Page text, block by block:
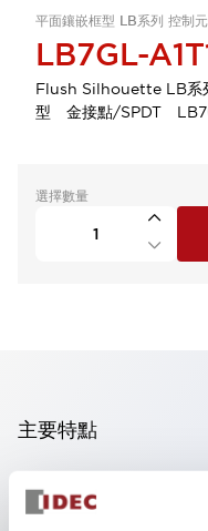
平面鑲嵌框型 LB系列 控制
LB7GL-
Flush Silhouette LB
型 金接點/SPDT
選擇數量
主要特點
操作面板的凹凸減少
支援分離型／單板式